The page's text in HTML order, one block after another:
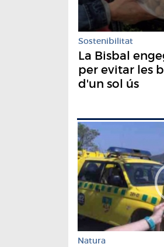
Sostenibilitat
La Bisbal
per evitar les
d'un sol ús
Natura